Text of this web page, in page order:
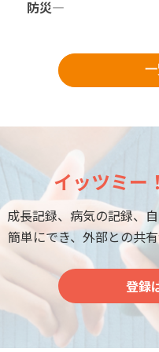
防災―
イッツミー
成長記録、病気の記録、
簡単にでき、外部との共
登録